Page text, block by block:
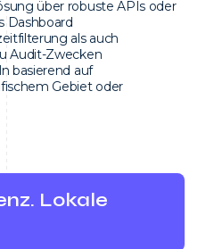
über robuste APIs oder
Dashboard
als auch
Audit-Zwecken
basierend auf
Gebiet oder
Lokale